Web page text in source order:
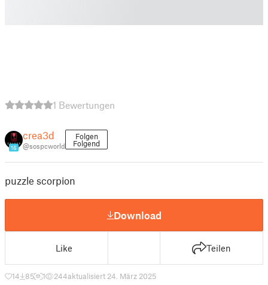
1 Bewertungen
16
crea3d
@sospcworld
Folgen
Folgend
puzzle scorpion
Download
Like Teilen
14 85 1 244aktualisiert 24. März 2025